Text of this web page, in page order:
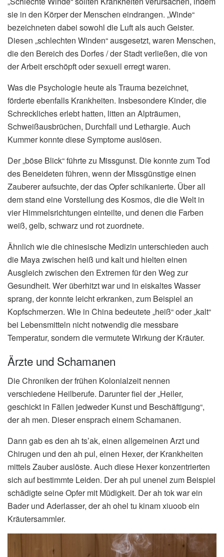
sie in den Körper der Menschen eindrangen. „Winde“
bezeichneten dabei sowohl die Luft als auch Geister.
Diesen „schlechten Winden“ ausgesetzt, waren Menschen,
die den Bereich des Dorfes / der Stadt verließen, die von
der Arbeit erschöpft oder sexuell erregt waren.
Was die Psychologie heute als Trauma bezeichnet,
förderte ebenfalls Krankheiten. Insbesondere Kinder, die
Schreckliches erlebt hatten, litten an Alpträumen,
Schweißausbrüchen, Durchfall und Lethargie. Auch
Kummer konnte diese Symptome auslösen.
Der „böse Blick“ führte zu Missgunst. Die konnte zum Tod
des Beneideten führen, wenn der Missgünstige einen
Zauberer aufsuchte, der das Opfer schikanierte. Über all
dem stand eine Vorstellung des Kosmos, die die Welt in
vier Himmelsrichtungen einteilte, und denen die Farben
weiß, gelb, schwarz und rot zuordnete.
Ähnlich wie die chinesische Medizin unterschieden auch
die Maya zwischen heiß und kalt und hielten einen
Ausgleich zwischen den Extremen für den Weg zur
Gesundheit. Wer überhitzt war und in eiskaltes Wasser
sprang, der konnte leicht erkranken, zum Beispiel an
Kopfschmerzen. Wie in China bedeutete „heiß“ oder „kalt“
bei Lebensmitteln nicht notwendig die messbare
Temperatur, sondern die vermutete Wirkung der Kräuter.
Ärzte und Schamanen
Die Chroniken der frühen Kolonialzeit nennen
verschiedene Heilberufe. Darunter fiel der „Heiler,
geschickt in Fällen jedweder Kunst und Beschäftigung“,
der ah men. Dieser ensprach einem Schamanen.
Dann gab es den ah ts’ak, einen allgemeinen Arzt und
Chirugen und den ah pul, einen Hexer, der Krankheiten
mittels Zauber auslöste. Auch diese Hexer konzentrierten
sich auf bestimmte Leiden. Der ah pul unenel zum Beispiel
schädigte seine Opfer mit Müdigkeit. Der ah tok war ein
Bader und Aderlasser, der ah ohel tu kinam xiuoob ein
Kräutersammler.